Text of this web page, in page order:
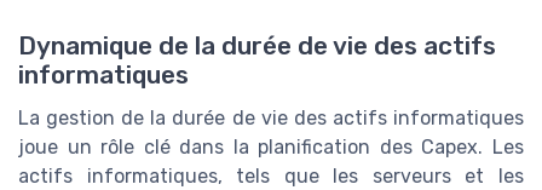
Dynamique de la durée de vie des actifs
informatiques
La gestion de la durée de vie des actifs informatiques
joue un rôle clé dans la planification des Capex. Les
actifs informatiques, tels que les serveurs et les